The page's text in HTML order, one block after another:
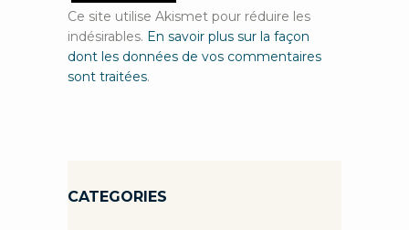
Ce site utilise Akismet pour réduire les
indésirables. En savoir plus sur la façon
dont les données de vos commentaires
sont traitées.
CATEGORIES